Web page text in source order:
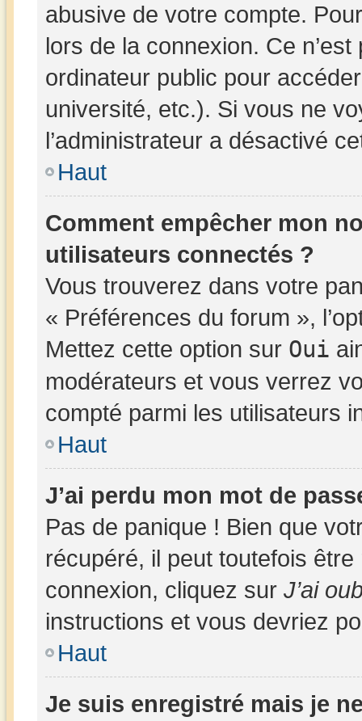
abusive de votre compte.
lors de la connexion. Ce
ordinateur public pour
université, etc.). Si vous ne
l’administrateur a désactivé
Haut
Comment empêcher mon
utilisateurs connectés ?
Vous trouverez dans votre
« Préférences du forum »,
Mettez cette option sur Oui
modérateurs et vous verrez
compté parmi les utilisateurs
Haut
J’ai perdu mon mot de
Pas de panique ! Bien que
récupéré, il peut toutefois
connexion, cliquez sur J’ai
instructions et vous devriez
Haut
Je suis enregistré mais je